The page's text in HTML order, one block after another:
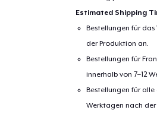
Estimated Shipping
Bestellungen für
der Produktion an.
Bestellungen für
innerhalb von 7–12
Bestellungen für alle
Werktagen nach